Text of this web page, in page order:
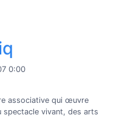
0:00
associative qui œuvre
spectacle vivant, des arts